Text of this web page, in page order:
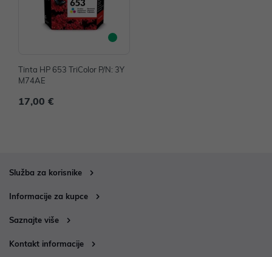
Tinta HP 653 TriColor P/N: 3Y
M74AE
17,00 €
Služba za korisnike
Informacije za kupce
Saznajte više
Kontakt informacije